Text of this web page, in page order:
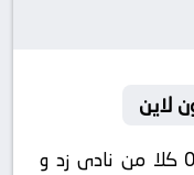
لاين
يلا شوت يلتقى اليوم 2026-05-03 كلا من نادى زد و